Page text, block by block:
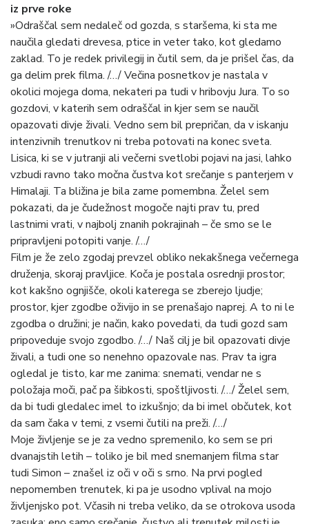
iz prve roke
»Odraščal sem nedaleč od gozda, s staršema, ki sta me
naučila gledati drevesa, ptice in veter tako, kot gledamo
zaklad. To je redek privilegij in čutil sem, da je prišel čas, da
ga delim prek filma. /…/ Večina posnetkov je nastala v
okolici mojega doma, nekateri pa tudi v hribovju Jura. To so
gozdovi, v katerih sem odraščal in kjer sem se naučil
opazovati divje živali. Vedno sem bil prepričan, da v iskanju
intenzivnih trenutkov ni treba potovati na konec sveta.
Lisica, ki se v jutranji ali večerni svetlobi pojavi na jasi, lahko
vzbudi ravno tako močna čustva kot srečanje s panterjem v
Himalaji. Ta bližina je bila zame pomembna. Želel sem
pokazati, da je čudežnost mogoče najti prav tu, pred
lastnimi vrati, v najbolj znanih pokrajinah – če smo se le
pripravljeni potopiti vanje. /…/
Film je že zelo zgodaj prevzel obliko nekakšnega večernega
druženja, skoraj pravljice. Koča je postala osrednji prostor;
kot kakšno ognjišče, okoli katerega se zberejo ljudje;
prostor, kjer zgodbe oživijo in se prenašajo naprej. A to ni le
zgodba o družini; je način, kako povedati, da tudi gozd sam
pripoveduje svojo zgodbo. /…/ Naš cilj je bil opazovati divje
živali, a tudi one so nenehno opazovale nas. Prav ta igra
ogledal je tisto, kar me zanima: snemati, vendar ne s
položaja moči, pač pa šibkosti, spoštljivosti. /…/ Želel sem,
da bi tudi gledalec imel to izkušnjo; da bi imel občutek, kot
da sam čaka v temi, z vsemi čutili na preži. /…/
Moje življenje se je za vedno spremenilo, ko sem se pri
dvanajstih letih – toliko je bil med snemanjem filma star
tudi Simon – znašel iz oči v oči s srno. Na prvi pogled
nepomemben trenutek, ki pa je usodno vplival na mojo
življenjsko pot. Včasih ni treba veliko, da se otrokova usoda